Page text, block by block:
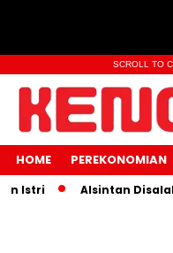
SCROLL TO
HOME PEREKONOMIAN
Istri Alsintan